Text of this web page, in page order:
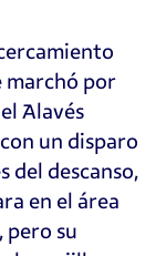
marchó por
Alavés
un disparo
del descanso,
en el área
pero su